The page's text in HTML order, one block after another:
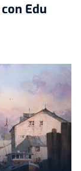
Edu